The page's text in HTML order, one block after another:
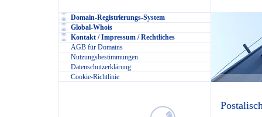
Domain-Registrierungs-System
Global-Whois
Kontakt / Impressum / Rechtliches
AGB für Domains
Nutzungsbestimmungen
Datenschutzerklärung
Cookie-Richtlinie